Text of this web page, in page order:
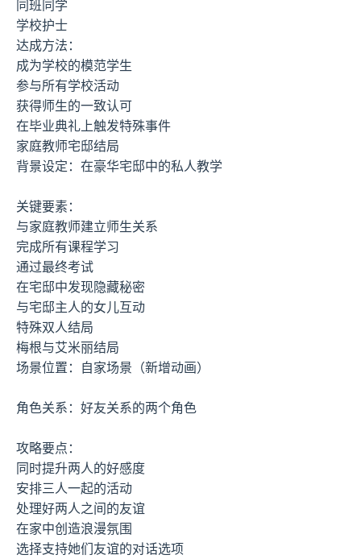
同班同学
学校护士
达成方法：
成为学校的模范学生
参与所有学校活动
获得师生的一致认可
在毕业典礼上触发特殊事件
家庭教师宅邸结局
背景设定：在豪华宅邸中的私人教学
关键要素：
与家庭教师建立师生关系
完成所有课程学习
通过最终考试
在宅邸中发现隐藏秘密
与宅邸主人的女儿互动
特殊双人结局
梅根与艾米丽结局
场景位置：自家场景（新增动画）
角色关系：好友关系的两个角色
攻略要点：
同时提升两人的好感度
安排三人一起的活动
处理好两人之间的友谊
在家中创造浪漫氛围
选择支持她们友谊的对话选项